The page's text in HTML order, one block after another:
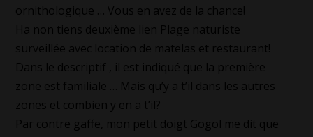
ornithologique … Vous en avez de la chance!
Ha non tiens deuxième lien Plage naturiste
surveillée avec location de matelas et restaurant!
Dans le descriptif , il est indiqué que la première
zone est familiale … Mais qu’y a t’il dans les autres
zones et combien y en a t’il?
Par contre gaffe, mon petit doigt Gogol me dit que